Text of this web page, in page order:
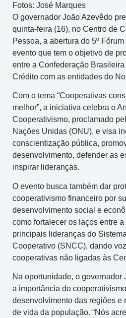
Fotos: José Marques
O governador João Azevêdo
quinta-feira (16), no Centro de
Pessoa, a abertura do 5º
evento que tem o objetivo de
entre a Confederação
Crédito com as entidades do
Com o tema “Cooperativas
melhor”, a iniciativa celebra o
Cooperativismo, proclamado
Nações Unidas (ONU), e visa
conscientização pública,
desenvolvimento, defender as
inspirar lideranças.
O evento busca também dar
cooperativismo financeiro por
desenvolvimento social e
como fortalecer os laços entre
principais lideranças do
Cooperativo (SNCC), dando
cooperativas não ligadas às
Na oportunidade, o governador
a importância do
desenvolvimento das regiões e
de vida da população. “Nós